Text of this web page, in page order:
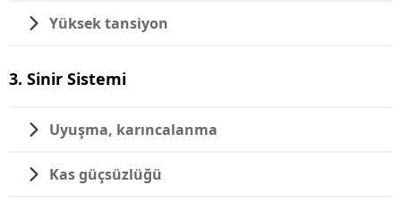
Yüksek tansiyon
3. Sinir Sistemi
Uyuşma, karıncalanma
Kas güçsüzlüğü